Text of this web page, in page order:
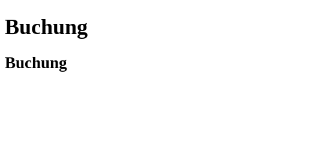
Buchung
Buchung